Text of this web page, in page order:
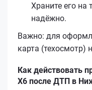
Храните его на
надёжно.
Важно: для
карта (техосмотр)
Как действовать
X6 после ДТП в